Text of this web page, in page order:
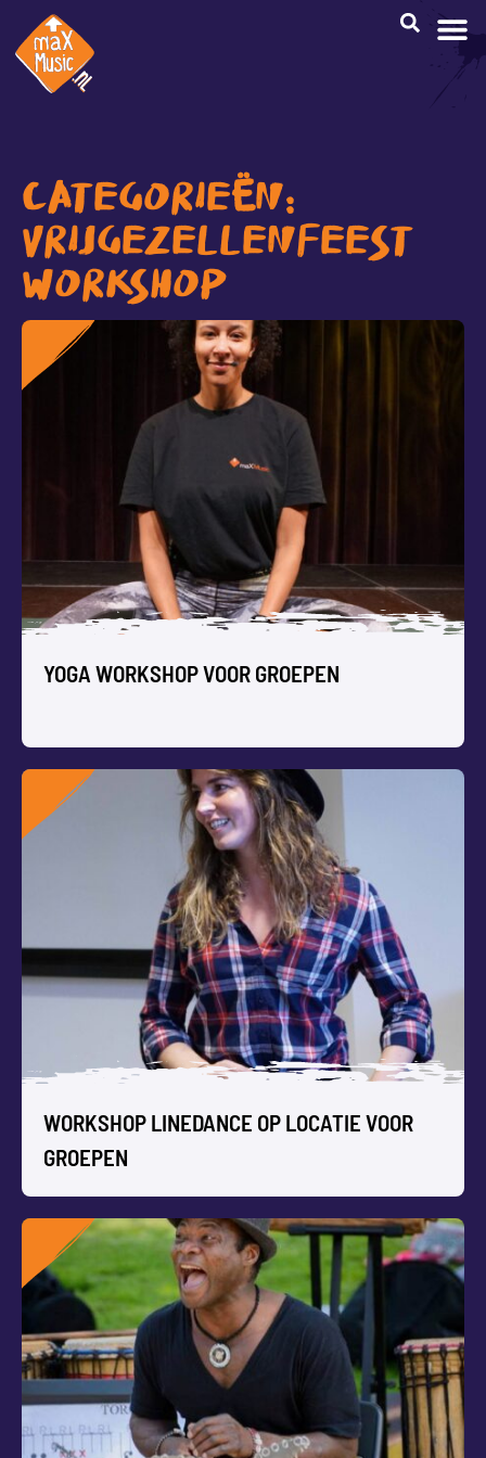
CATEGORIEËN:
VRIJGEZELLENFEEST
WORKSHOP
YOGA WORKSHOP VOOR GROEPEN
YOGA WORKSHOP VOOR GROEPEN
Jullie groep komt tot rust, vermindert stress en werkt aan
teambuilding tijdens onze ontspannende Workshop Yoga.
Perfect voor teamuitjes, docentendagen of als
vitaliteitsboost voor jullie team!
WORKSHOP LINEDANCE OP LOCATIE VOOR
GROEPEN
WORKSHOP LINEDANCE OP LOCATIE
VOOR GROEPEN
Onze Workshop Linedance is niet alleen voor cowboys en
bejaarden. Wél lekker laagdrempelig dansen en lachen